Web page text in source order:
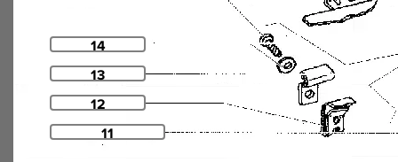
11
12
13
14